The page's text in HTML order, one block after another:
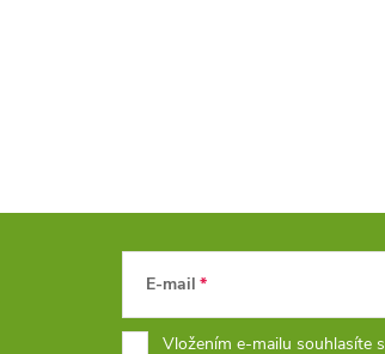
E-mail
Vložením e-mailu souhlasíte s